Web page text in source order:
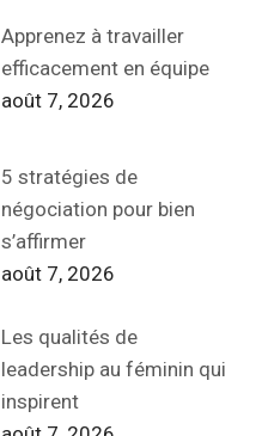
Apprenez à travailler
efficacement en équipe
août 7, 2026
5 stratégies de
négociation pour bien
s’affirmer
août 7, 2026
Les qualités de
leadership au féminin qui
inspirent